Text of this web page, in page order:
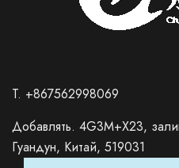
Т. +867562998069
Добавлять. 4G3M+X23,
Гуандун, Китай, 519031